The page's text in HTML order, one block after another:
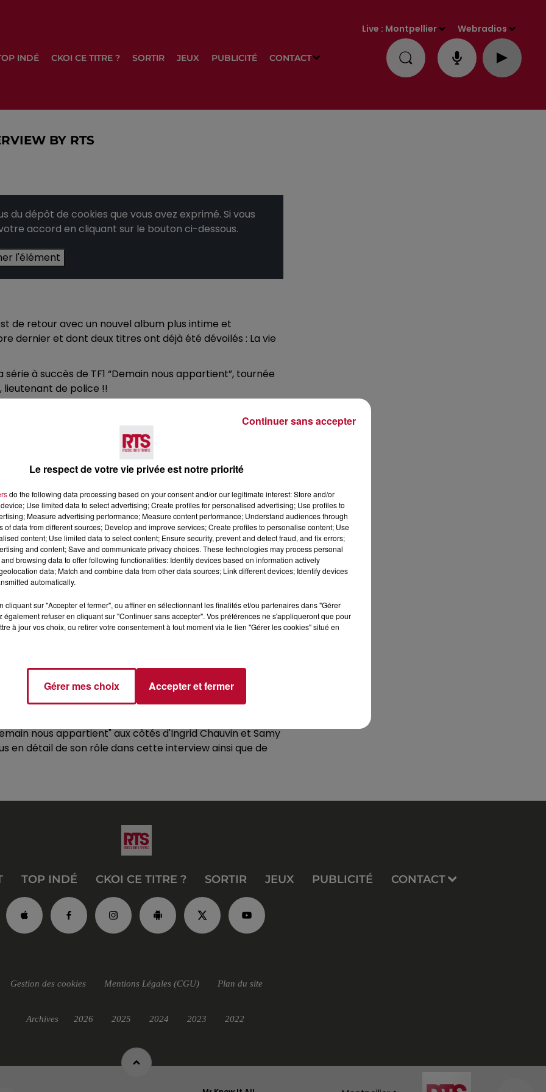
INDÉ CKOI CE TITRE ? SORTIR JEUX PUBLICITÉ CONTACT
Live : Montpellier Webradios
BY RTS
dépôt de cookies que vous avez exprimé. Si vous
accord en cliquant sur le bouton ci-dessous.
l'élément
de retour avec un nouvel album plus intime et
dernier et dont deux titres ont déjà été dévoilés : La vie
à succès de TF1 “Demain nous appartient”, tournée
lieutenant de police !!
chansons (Près de moi, Ta meilleure amie, Sur un air
au travers d'une interview et nous parle de la série, de
son futur.
apparition sur un plateau télé lors de l'émission
au travers de son premier titre "Près de moi".
public pour devenir la chanteuse talentueuse et
octobre 2001 sera certifié disque de platine en France !
consacrer pleinement à ses nouveaux projets : la
son nouvel album "Les choses de la vie" dont vous
premier téléfilm "De feu et de glace" dans lequel elle
suite à une blessure sérieuse faisant ainsi
. Ce rôle deviendra le moteur de sa nouvelle carrière à
jusqu'à tourner avec Alain Delon dans "Un mari de trop"
chinois "Dragon Blade" ! Depuis 2017, Lorie partage la
nous appartient" aux côtés d'Ingrid Chauvin et Samy
en détail de son rôle dans cette interview ainsi que de
TOP INDÉ CKOI CE TITRE ? SORTIR JEUX PUBLICITÉ CONTACT
Gestion des cookies Mentions Légales (CGU) Plan du site
Archives 2026 2025 2024 2023 2022
Le respect de votre vie privée est notre priorité
do the following data processing based on your consent and/or our legitimate interest: Store and/or
Use limited data to select advertising; Create profiles for personalised advertising; Use profiles to
Measure advertising performance; Measure content performance; Understand audiences through
of data from different sources; Develop and improve services; Create profiles to personalise content; Use
content; Use limited data to select content; Ensure security, prevent and detect fraud, and fix errors;
and content; Save and communicate privacy choices. These technologies may process personal
browsing data to offer following functionalities: Identify devices based on information actively
data; Match and combine data from other data sources; Link different devices; Identify devices
automatically.
cliquant sur "Accepter et fermer", ou affiner en sélectionnant les finalités et/ou partenaires dans "Gérer
également refuser en cliquant sur "Continuer sans accepter". Vos préférences ne s'appliqueront que pour
à jour vos choix, ou retirer votre consentement à tout moment via le lien "Gérer les cookies" situé en
Gérer mes choix Accepter et fermer
Continuer sans accepter